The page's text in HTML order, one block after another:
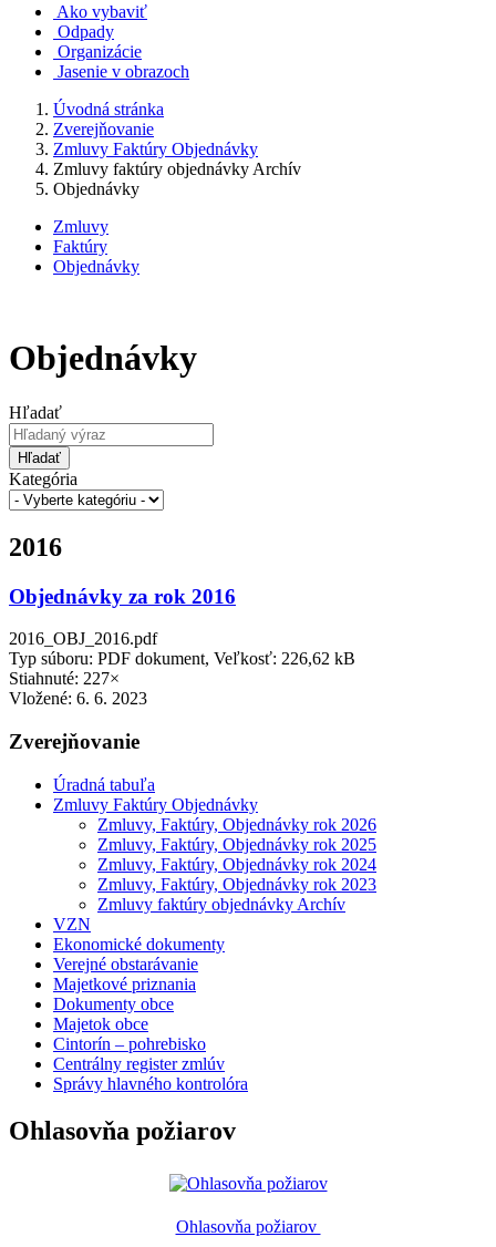
Ako vybaviť
Odpady
Organizácie
Jasenie v obrazoch
Úvodná stránka
Zverejňovanie
Zmluvy Faktúry Objednávky
Zmluvy faktúry objednávky Archív
Objednávky
Zmluvy
Faktúry
Objednávky
Objednávky
Hľadať
Hľadať
Kategória
2016
Objednávky za rok 2016
2016_OBJ_2016.pdf
Typ súboru: PDF dokument, Veľkosť: 226,62 kB
Stiahnuté: 227×
Vložené: 6. 6. 2023
Zverejňovanie
Úradná tabuľa
Zmluvy Faktúry Objednávky
Zmluvy, Faktúry, Objednávky rok 2026
Zmluvy, Faktúry, Objednávky rok 2025
Zmluvy, Faktúry, Objednávky rok 2024
Zmluvy, Faktúry, Objednávky rok 2023
Zmluvy faktúry objednávky Archív
VZN
Ekonomické dokumenty
Verejné obstarávanie
Majetkové priznania
Dokumenty obce
Majetok obce
Cintorín – pohrebisko
Centrálny register zmlúv
Správy hlavného kontrolóra
Ohlasovňa požiarov
Ohlasovňa požiarov